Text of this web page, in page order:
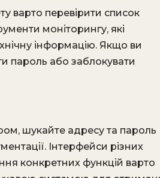
варто перевірити список
моніторингу, які
інформацію. Якщо ви
пароль або заблокувати
шукайте адресу та пароль
Інтерфейси різних
конкретних функцій варто